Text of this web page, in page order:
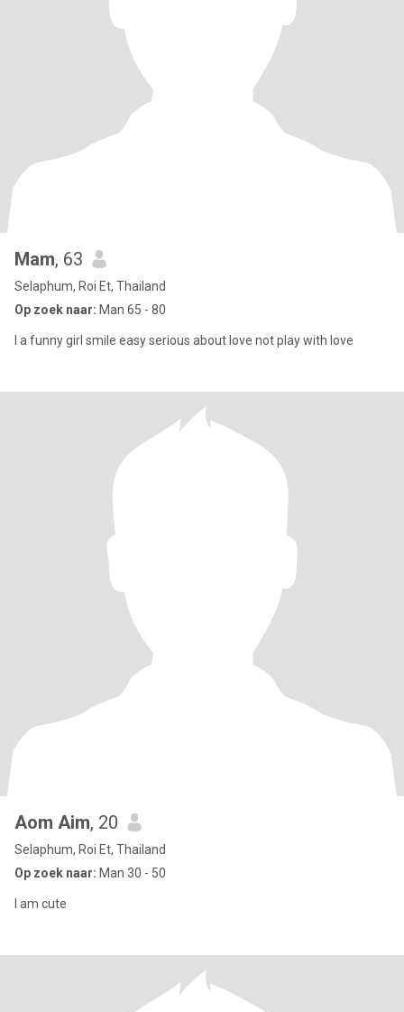
Mam, 63
Selaphum, Roi Et, Thailand
Op zoek naar: Man 65 - 80
I a funny girl smile easy serious about love not play with love
Aom Aim, 20
Selaphum, Roi Et, Thailand
Op zoek naar: Man 30 - 50
I am cute